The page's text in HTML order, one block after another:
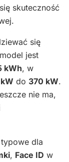
skuteczność
się
jest
kWh, w
do 370 kW.
nie ma,
dla
, Face ID w